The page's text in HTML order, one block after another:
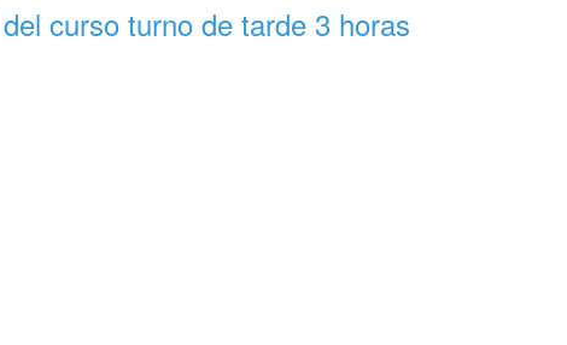
curso turno de tarde 3 horas